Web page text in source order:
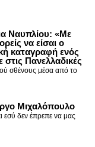
Ναυπλίου: «Με
να είσαι ο
καταγραφή ενός
Πανελλαδικές
σθένους μέσα από το
Μιχαλόπουλο
εσύ δεν έπρεπε να μας